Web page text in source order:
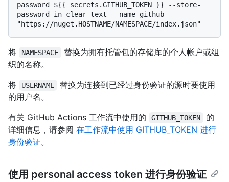
password ${{ secrets.GITHUB_TOKEN }} --store-
password-in-clear-text --name github
将 NAMESPACE
替换为拥有托管包的存储库的个人帐户或组
织的名称。
将
USERNAME
替换为连接到已经过身份验证的源时要使用
的用户名。
有关 GitHub Actions 工作流中使用的
GITHUB_TOKEN
的
详细信息，请参阅 在工作流中使用 GITHUB_TOKEN 进行
身份验证。
使用 personal access token 进行身份验证